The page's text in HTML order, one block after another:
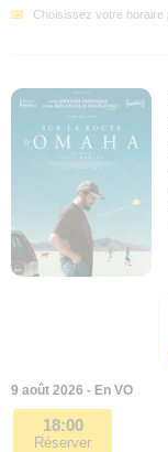
Choisissez votre
9 août 2026 - En VO
18:00
Réserver